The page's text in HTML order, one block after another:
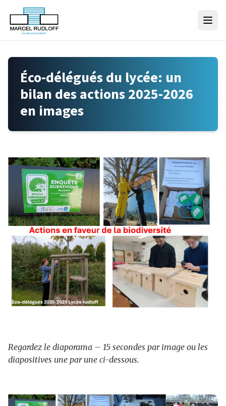
Skip to content
Éco-délégués du lycée: un
bilan des actions 2025-2026
en images
Regardez le diaporama – 15 secondes par image ou les
diapositives une par une ci-dessous.